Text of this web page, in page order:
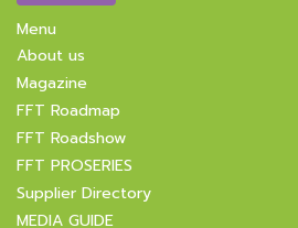
Menu
About us
Magazine
FFT Roadmap
FFT Roadshow
FFT PROSERIES
Supplier Directory
MEDIA GUIDE